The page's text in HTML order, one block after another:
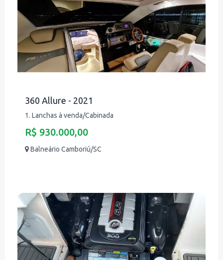
360 Allure - 2021
1. Lanchas à venda/Cabinada
R$ 930.000,00
Balneário Camboriú/SC